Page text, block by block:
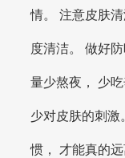
情。 注意皮肤
度清洁。 做好
量少熬夜， 少
少对皮肤的刺激
惯， 才能真的